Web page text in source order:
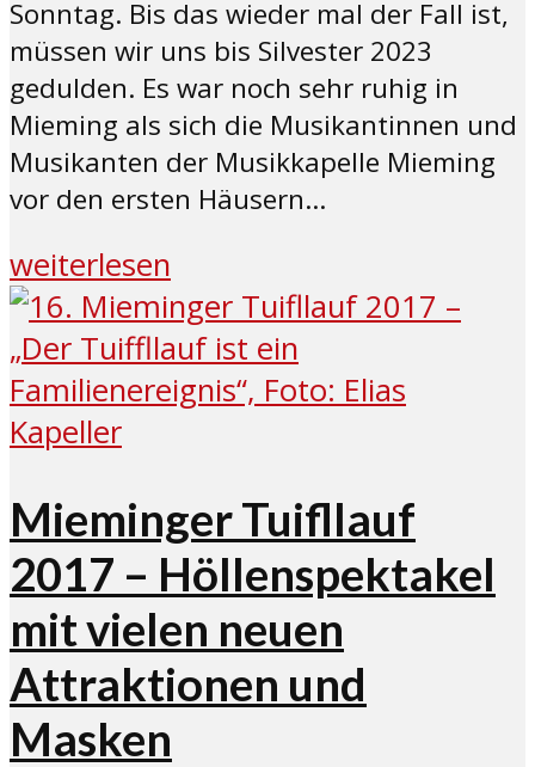
Sonntag. Bis das wieder mal der Fall ist,
müssen wir uns bis Silvester 2023
gedulden. Es war noch sehr ruhig in
Mieming als sich die Musikantinnen und
Musikanten der Musikkapelle Mieming
vor den ersten Häusern...
weiterlesen
Mieminger Tuifllauf
2017 – Höllenspektakel
mit vielen neuen
Attraktionen und
Masken